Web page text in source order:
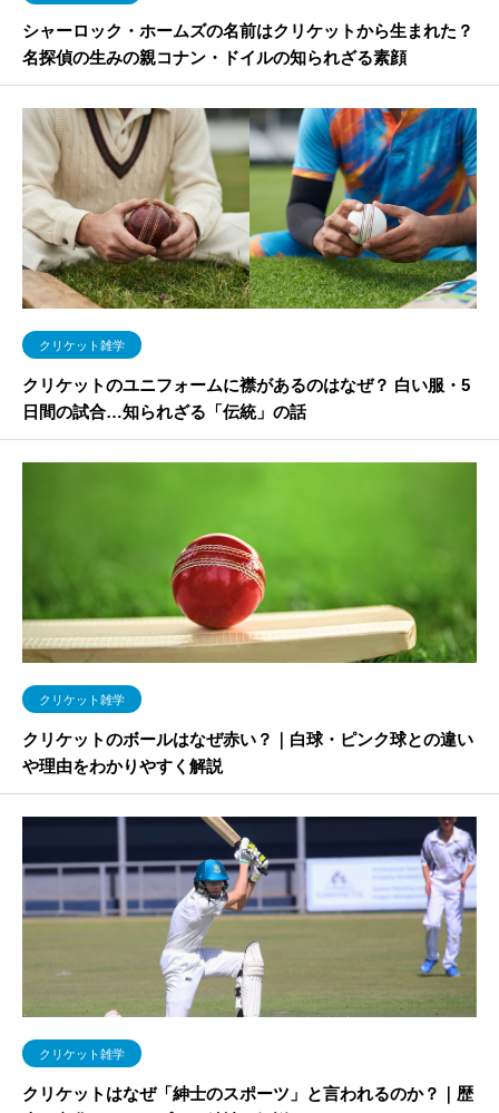
シャーロック・ホームズの名前はクリケットから生まれた？
名探偵の生みの親コナン・ドイルの知られざる素顔
クリケット雑学
クリケットのユニフォームに襟があるのはなぜ？ 白い服・5
日間の試合…知られざる「伝統」の話
クリケット雑学
クリケットのボールはなぜ赤い？｜白球・ピンク球との違い
や理由をわかりやすく解説
クリケット雑学
クリケットはなぜ「紳士のスポーツ」と言われるのか？｜歴